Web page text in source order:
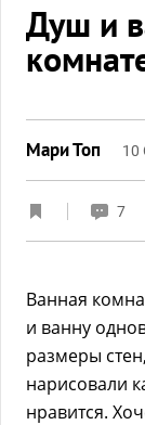
Душ и
Мари Топ 10
7
Ванная
и ванну
размеры
нарисовали
нравится.